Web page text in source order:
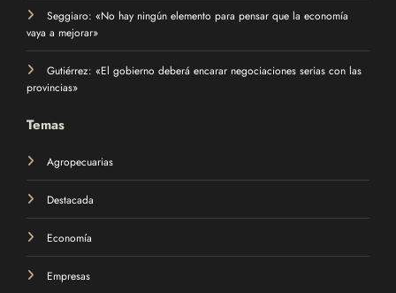
Seggiaro: «No hay ningún elemento para pensar que la economía
vaya a mejorar»
Gutiérrez: «El gobierno deberá encarar negociaciones serias con las
provincias»
Temas
Agropecuarias
Destacada
Economía
Empresas